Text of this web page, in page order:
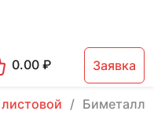
0.00₽ Заявка